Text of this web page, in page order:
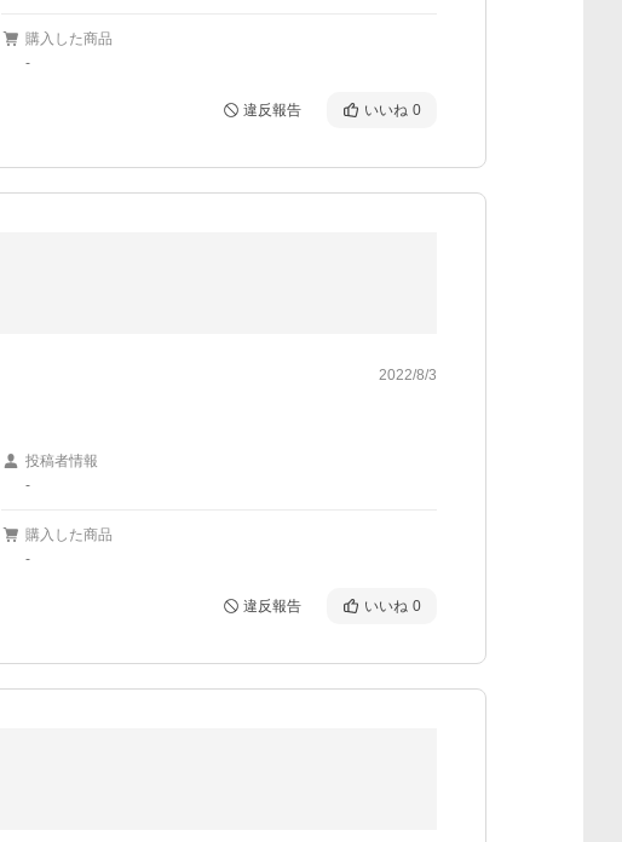
購入した商品
-
違反報告 いいね 0
2022/8/3
投稿者情報
-
購入した商品
-
違反報告 いいね 0